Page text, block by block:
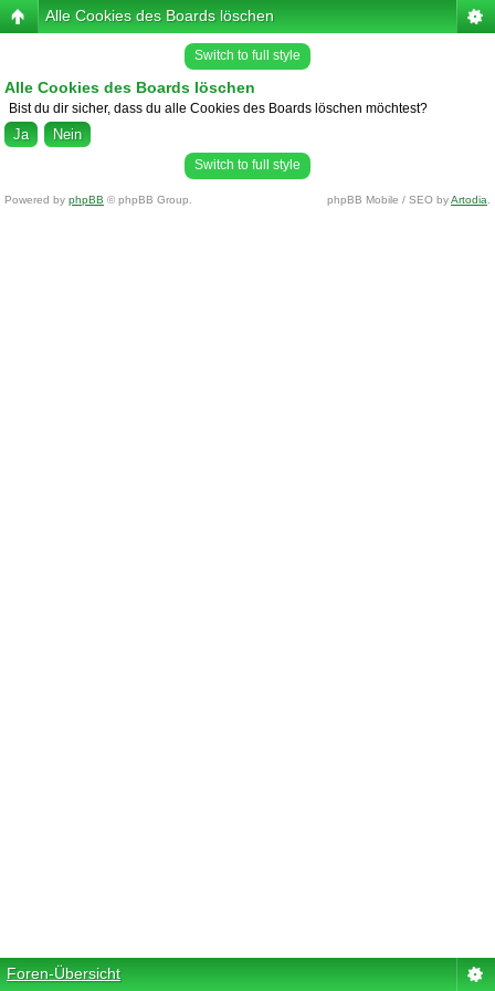
Alle Cookies des Boards löschen
Switch to full style
Alle Cookies des Boards löschen
Bist du dir sicher, dass du alle Cookies des Boards löschen möchtest?
Switch to full style
Powered by phpBB © phpBB Group. phpBB Mobile / SEO byArtodia
Foren-Übersicht